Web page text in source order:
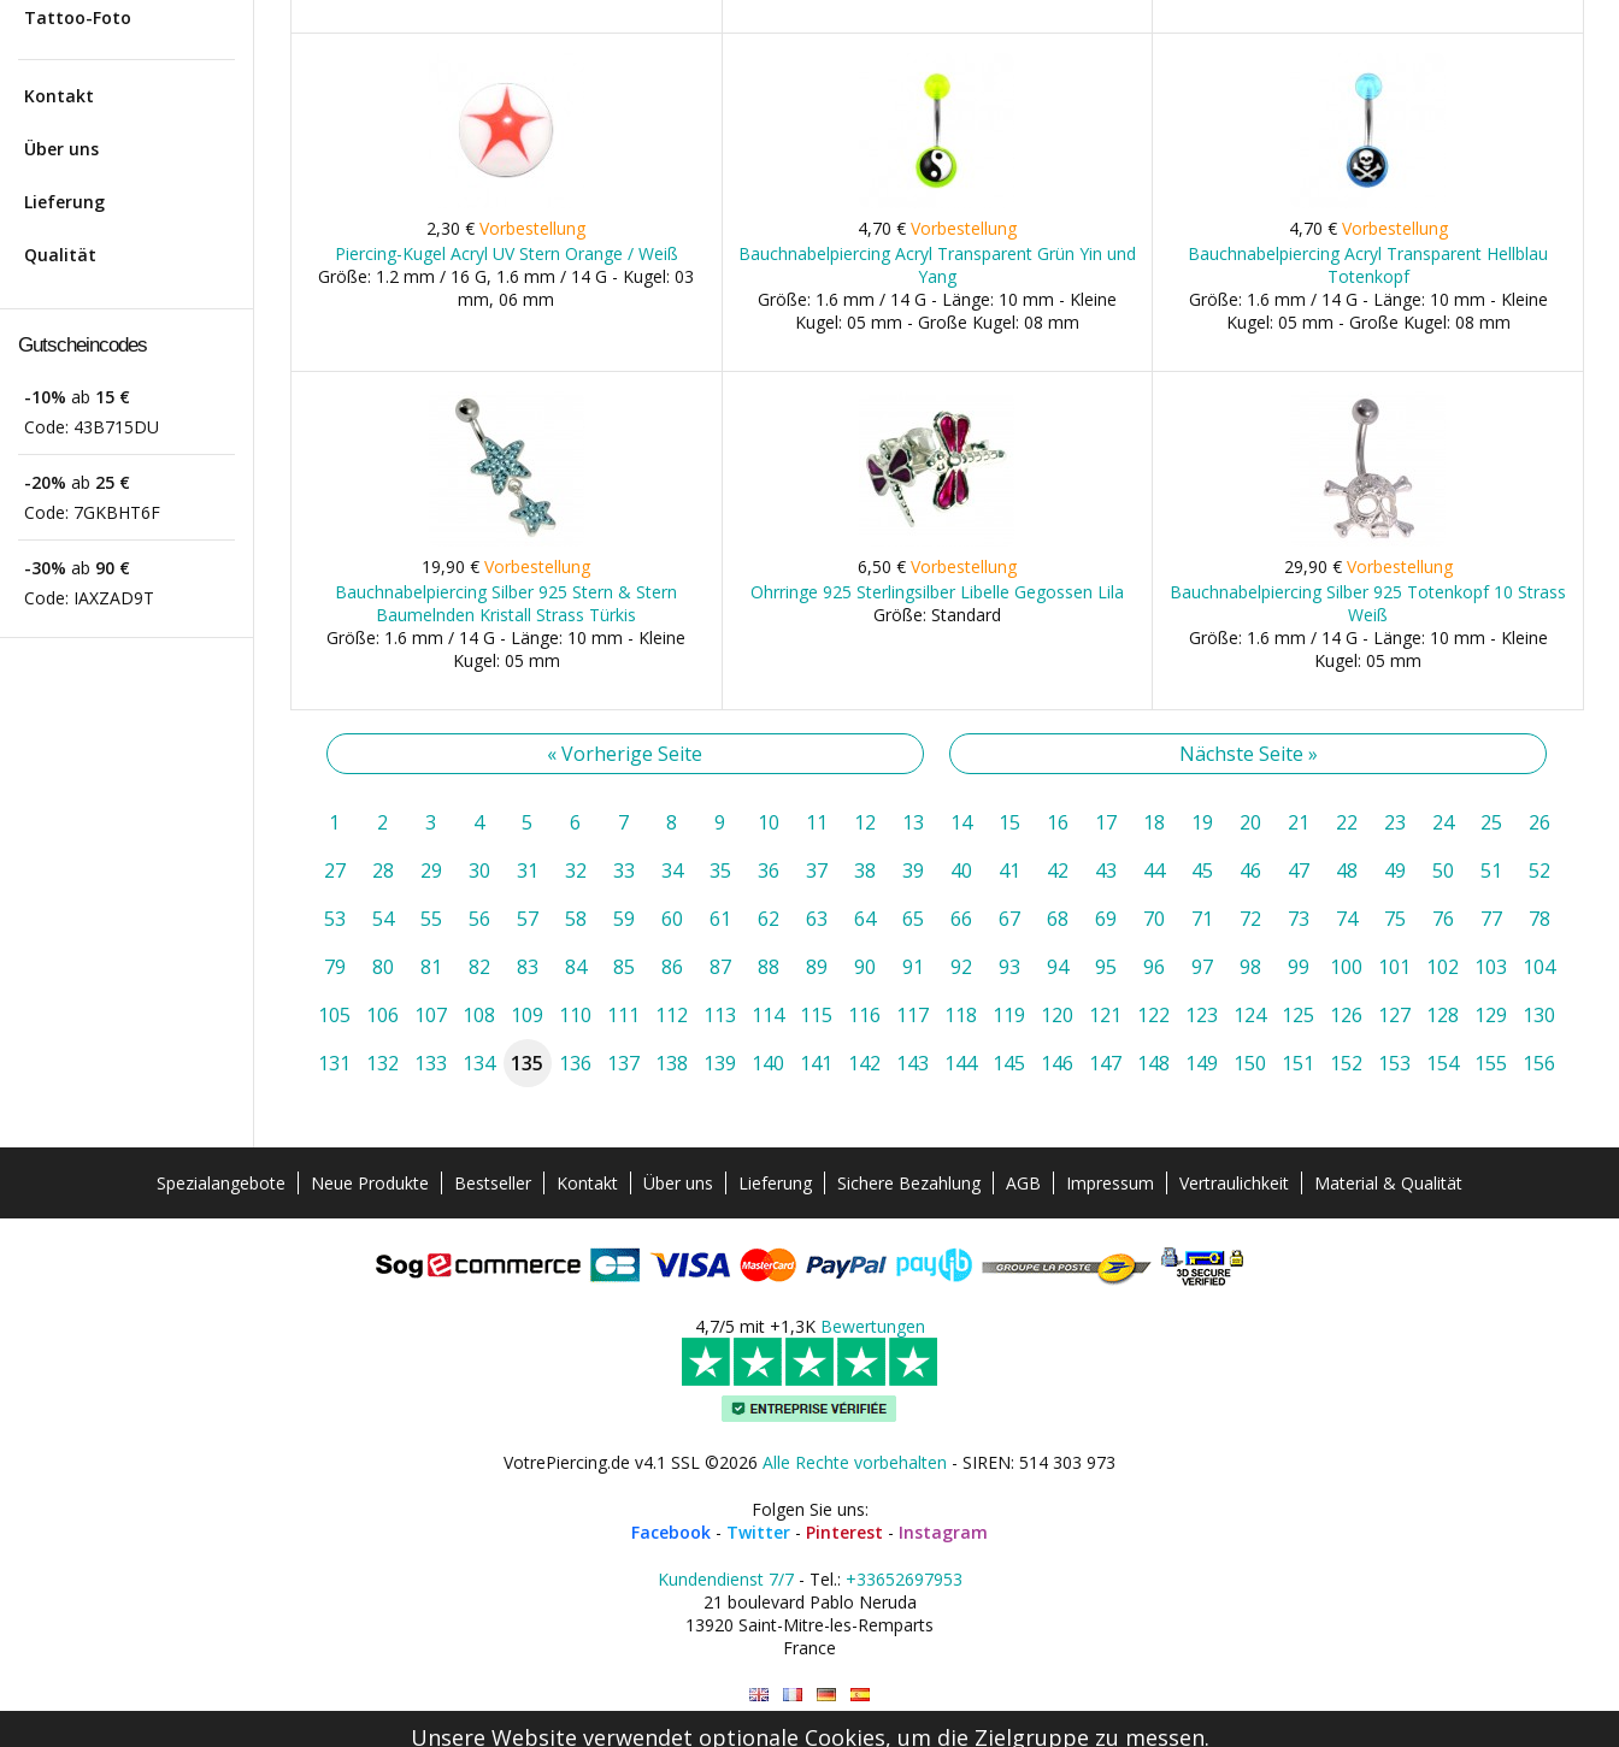
Tattoo-Foto
Kontakt
Über uns
Lieferung
Qualität
Gutscheincodes
-10% ab 15 €
Code: 43B715DU
-20% ab 25 €
Code: 7GKBHT6F
-30% ab 90 €
Code: IAXZAD9T
2,30 €Vorbestellung
Piercing-Kugel Acryl UV Stern Orange / Weiß
Größe: 1.2 mm / 16 G, 1.6 mm / 14 G - Kugel: 03
mm, 06 mm
4,70 € Vorbestellung
Bauchnabelpiercing Acryl Transparent Grün Yin und
Yang
Größe: 1.6 mm / 14 G - Länge: 10 mm - Kleine
Kugel: 05 mm - Große Kugel: 08 mm
4,70 € Vorbestellung
Bauchnabelpiercing Acryl Transparent Hellblau
Totenkopf
Größe: 1.6 mm / 14 G - Länge: 10 mm - Kleine
Kugel: 05 mm - Große Kugel: 08 mm
19,90 €Vorbestellung
Bauchnabelpiercing Silber 925 Stern & Stern
Baumelnden Kristall Strass Türkis
Größe: 1.6 mm / 14 G - Länge: 10 mm - Kleine
Kugel: 05 mm
6,50 € Vorbestellung
Ohrringe 925 Sterlingsilber Libelle Gegossen Lila
Größe: Standard
29,90 € Vorbestellung
Bauchnabelpiercing Silber 925 Totenkopf 10 Strass
Weiß
Größe: 1.6 mm / 14 G - Länge: 10 mm - Kleine
Kugel: 05 mm
« Vorherige Seite Nächste Seite »
1 2 3 4 5 6 7 8 9 10 11 12 13 14 15 16 17 18 19 20 21 22 23 24 25
26
27
28 29 30 31 32 33 34 35 36 37 38 39 40 41 42 43 44 45 46 47 48 49 50 51
52
53
54 55 56 57 58 59 60 61 62 63 64 65 66 67 68 69 70 71 72 73 74 75 76 77
78
79
80 81 82 83 84 85 86 87 88 89 90 91 92 93 94 95 96 97 98 99 100 101 102 103
104
105
106 107 108 109 110 111 112 113 114 115 116 117 118 119 120 121 122 123 124 125 126 127 128 129
130
131
132 133 134 135 136 137 138 139 140 141 142 143 144 145 146 147 148 149 150 151 152 153 154 155 156
Spezialangebote Neue Produkte Bestseller Kontakt Über uns Lieferung Sichere Bezahlung AGB Impressum Vertraulichkeit Material & Qualität
4,7/5 mit +1,3K Bewertungen
VotrePiercing.de v4.1 SSL ©2026 Alle Rechte vorbehalten - SIREN: 514 303 973
Folgen Sie uns:
Facebook - Twitter - Pinterest - Instagram
Kundendienst 7/7- Tel.: +33652697953
21 boulevard Pablo Neruda
13920 Saint-Mitre-les-Remparts
France
Unsere Website verwendet optionale Cookies, um die Zielgruppe zu messen.